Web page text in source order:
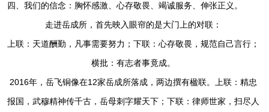
四、我们的信念：胸怀感激、心存敬畏、竭诚服务、伸张正义。
走进岳成所，首先映入眼帘的是大门上的对联：
上联：天道酬勤，凡事需要努力；下联：心存敬畏，规范自己言行；
横批：有志者事竟成。
2016年，岳飞铜像在12家岳成所落成，两边撰有楹联。上联：精忠
报国，武穆精神传千古，岳母刺字耀天下；下联：律师世家，扫尽人